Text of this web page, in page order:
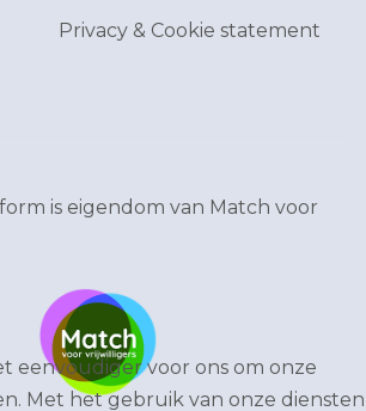
Privacy & Cookie statement
is eigendom van Match voor
eenvoudiger voor ons om onze
Met het gebruik van onze diensten